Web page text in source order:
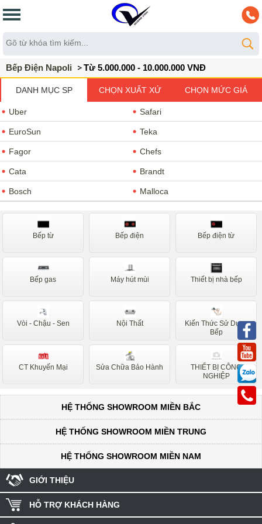
Bếp Điện Napoli Từ 5.000.000 - 10.000.000 VNĐ
DANH MỤC SP CHỌN XUẤT XỨ CHỌN MỨC GIÁ
Uber Safari
EuroSun Teka
Fagor Chefs
Cata Brandt
Bosch Malloca
Romal Kucy
Napoliz
Sunhouse
Ariston Sanaky
Bếp từ Bếp điện Bếp điện từ
Bếp gas Máy hút mùi Thiết bị nhà bếp
Vòi - Chậu - Sen Nội Thất
Kiến Thức Sử Dụng
Bếp
CT Khuyến Mại Sửa Chữa Bảo Hành
THIẾT BỊ CÔNG
NGHIỆP
HỆ THỐNG SHOWROOM MIỀN BẮC
HỆ THỐNG SHOWROOM MIỀN TRUNG
HỆ THỐNG SHOWROOM MIỀN NAM
GIỚI THIỆU
HỖ TRỢ KHÁCH HÀNG